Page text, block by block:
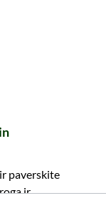
paverskite
ir